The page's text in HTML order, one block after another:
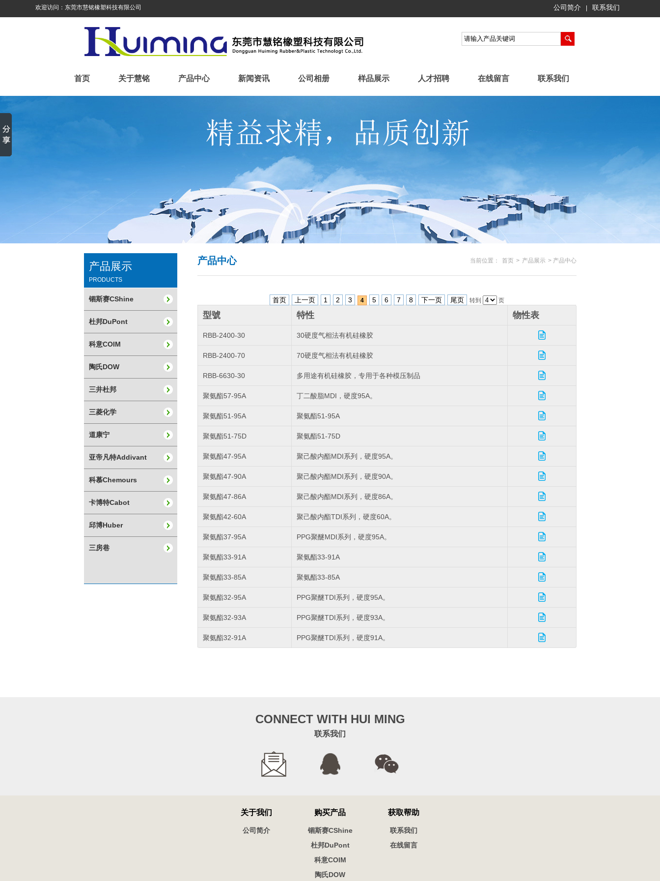
欢迎访问：东莞市慧铭橡塑科技有限公司 公司简介 联系我们
首页 关于慧铭 产品中心 新闻资讯 公司相册 样品展示 人才招聘 在线留言 联系我们
产品展示
PRODUCTS
锢斯赛CShine
杜邦DuPont
科意COIM
陶氏DOW
三井杜邦
三菱化学
道康宁
亚帝凡特Addivant
科慕Chemours
卡博特Cabot
邱博Huber
三房巷
产品中心 当前位置： 首页 > 产品展示 > 产品中心
首页 上一页 1 2 3 4 5 6 7 8 下一页 尾页 转到 页
型號 特性 物性表
RBB-2400-30 30硬度气相法有机硅橡胶
RBB-2400-70 70硬度气相法有机硅橡胶
RBB-6630-30 多用途有机硅橡胶，专用于各种模压制品
聚氨酯57-95A 丁二酸脂MDI，硬度95A。
聚氨酯51-95A 聚氨酯51-95A
聚氨酯51-75D 聚氨酯51-75D
聚氨酯47-95A 聚己酸内酯MDI系列，硬度95A。
聚氨酯47-90A 聚己酸内酯MDI系列，硬度90A。
聚氨酯47-86A 聚己酸内酯MDI系列，硬度86A。
聚氨酯42-60A 聚己酸内酯TDI系列，硬度60A。
聚氨酯37-95A PPG聚醚MDI系列，硬度95A。
聚氨酯33-91A 聚氨酯33-91A
聚氨酯33-85A 聚氨酯33-85A
聚氨酯32-95A PPG聚醚TDI系列，硬度95A。
聚氨酯32-93A PPG聚醚TDI系列，硬度93A。
聚氨酯32-91A PPG聚醚TDI系列，硬度91A。
CONNECT WITH HUI MING
联系我们
关于我们
公司简介
购买产品
锢斯赛CShine
杜邦DuPont
科意COIM
陶氏DOW
获取帮助
联系我们
在线留言